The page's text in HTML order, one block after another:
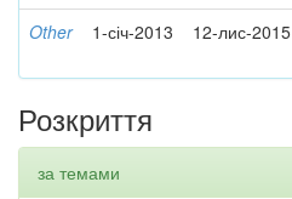
Other 1-січ-2013 12-лис-2015
Розкриття
за темами